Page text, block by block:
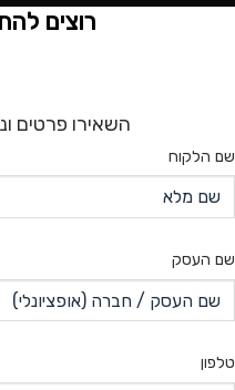
רוצים
השאירו פרטים
שם הלקוח
שם העסק
טלפון